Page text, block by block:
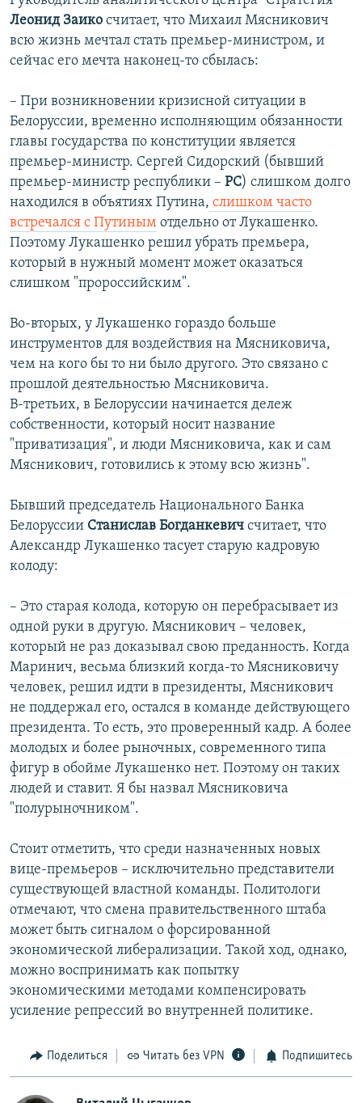
Леонид Заико считает, что Михаил Мясникович
всю жизнь мечтал стать премьер-министром, и
сейчас его мечта наконец-то сбылась:
– При возникновении кризисной ситуации в
Белоруссии, временно исполняющим обязанности
главы государства по конституции является
премьер-министр. Сергей Сидорский (бывший
премьер-министр республики – РС) слишком долго
находился в объятиях Путина, слишком часто
встречался с Путиным отдельно от Лукашенко.
Поэтому Лукашенко решил убрать премьера,
который в нужный момент может оказаться
слишком "пророссийским".
Во-вторых, у Лукашенко гораздо больше
инструментов для воздействия на Мясниковича,
чем на кого бы то ни было другого. Это связано с
прошлой деятельностью Мясниковича.
В-третьих, в Белоруссии начинается дележ
собственности, который носит название
"приватизация", и люди Мясниковича, как и сам
Мясникович, готовились к этому всю жизнь".
Бывший председатель Национального Банка
Белоруссии Станислав Богданкевич считает, что
Александр Лукашенко тасует старую кадровую
колоду:
– Это старая колода, которую он перебрасывает из
одной руки в другую. Мясникович – человек,
который не раз доказывал свою преданность. Когда
Маринич, весьма близкий когда-то Мясниковичу
человек, решил идти в президенты, Мясникович
не поддержал его, остался в команде действующего
президента. То есть, это проверенный кадр. А более
молодых и более рыночных, современного типа
фигур в обойме Лукашенко нет. Поэтому он таких
людей и ставит. Я бы назвал Мясниковича
"полурыночником".
Стоит отметить, что среди назначенных новых
вице-премьеров – исключительно представители
существующей властной команды. Политологи
отмечают, что смена правительственного штаба
может быть сигналом о форсированной
экономической либерализации. Такой ход, однако,
можно воспринимать как попытку
экономическими методами компенсировать
усиление репрессий во внутренней политике.
Поделиться Читать без VPN Подпишитесь